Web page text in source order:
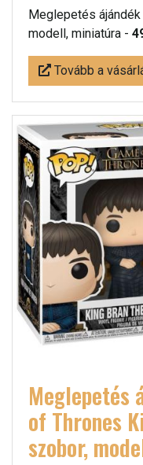
Meglepetés
modell, miniatúra -
Tovább a
Meglepetés
of Thrones
szobor,